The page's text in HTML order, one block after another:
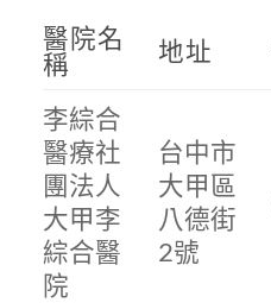
醫院名
稱
地址
李綜合
醫療社
團法人
大甲李
綜合醫
院
台中市
大甲區
八德街
2號